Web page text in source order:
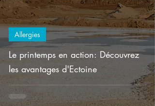
Le printemps en action: Découvrez
les avantages d'Ectoine
Allergies